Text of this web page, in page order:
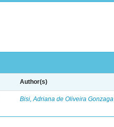
Author(s)
Bisi, Adriana de Oliveira Gonzaga